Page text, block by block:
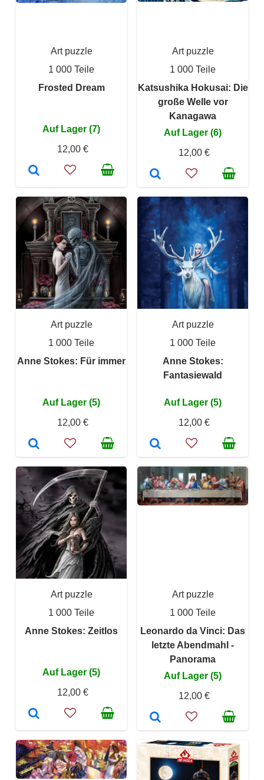
Art puzzle
1 000 Teile
Frosted Dream
Auf Lager (7)
12,00 €
Art puzzle
1 000 Teile
Katsushika Hokusai: Die
große Welle vor
Kanagawa
Auf Lager (6)
12,00 €
Art puzzle
1 000 Teile
Anne Stokes: Für immer
Auf Lager (5)
12,00 €
Art puzzle
1 000 Teile
Anne Stokes:
Fantasiewald
Auf Lager (5)
12,00 €
Art puzzle
1 000 Teile
Anne Stokes: Zeitlos
Auf Lager (5)
12,00 €
Art puzzle
1 000 Teile
Leonardo da Vinci: Das
letzte Abendmahl -
Panorama
Auf Lager (5)
12,00 €